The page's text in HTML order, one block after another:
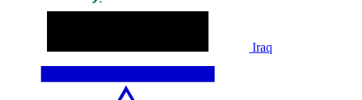
Iraq